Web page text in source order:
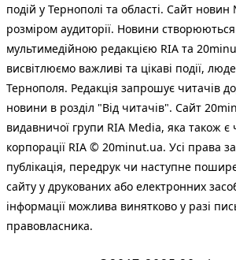
подій у Тернополі та області. Сайт
розміром аудиторії. Новини
мультимедійною редакцією RIA та
висвітлюємо важливі та цікаві події,
Тернополя. Редакція запрошує читачів
новини в розділ "Від читачів". Сайт
видавничої групи RIA Media, яка також
корпорації RIA © 20minut.ua. Усі права
публiкацiя, передрук чи наступне
сайту у друкованих або електронних
інформації можлива винятково у разі
правовласника.